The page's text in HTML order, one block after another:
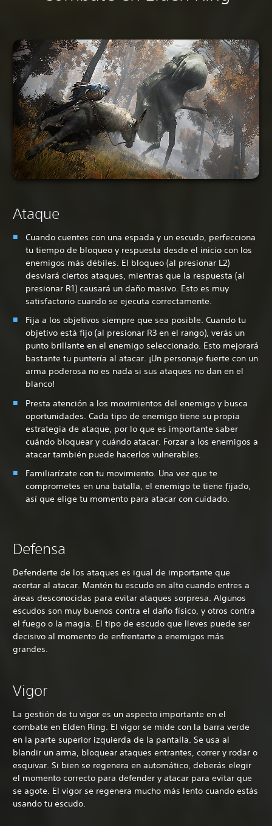
Ataque
Cuando cuentes con una espada y un escudo, perfecciona
tu tiempo de bloqueo y respuesta desde el inicio con los
enemigos más débiles. El bloqueo (al presionar L2)
desviará ciertos ataques, mientras que la respuesta (al
presionar R1) causará un daño masivo. Esto es muy
satisfactorio cuando se ejecuta correctamente.
Fija a los objetivos siempre que sea posible. Cuando tu
objetivo está fijo (al presionar R3 en el rango), verás un
punto brillante en el enemigo seleccionado. Esto mejorará
bastante tu puntería al atacar. ¡Un personaje fuerte con un
arma poderosa no es nada si sus ataques no dan en el
blanco!
Presta atención a los movimientos del enemigo y busca
oportunidades. Cada tipo de enemigo tiene su propia
estrategia de ataque, por lo que es importante saber
cuándo bloquear y cuándo atacar. Forzar a los enemigos a
atacar también puede hacerlos vulnerables.
Familiarízate con tu movimiento. Una vez que te
comprometes en una batalla, el enemigo te tiene fijado,
así que elige tu momento para atacar con cuidado.
Defensa
Defenderte de los ataques es igual de importante que
acertar al atacar. Mantén tu escudo en alto cuando entres a
áreas desconocidas para evitar ataques sorpresa. Algunos
escudos son muy buenos contra el daño físico, y otros contra
el fuego o la magia. El tipo de escudo que lleves puede ser
decisivo al momento de enfrentarte a enemigos más
grandes.
Vigor
La gestión de tu vigor es un aspecto importante en el
combate en Elden Ring. El vigor se mide con la barra verde
en la parte superior izquierda de la pantalla. Se usa al
blandir un arma, bloquear ataques entrantes, correr y rodar o
esquivar. Si bien se regenera en automático, deberás elegir
el momento correcto para defender y atacar para evitar que
se agote. El vigor se regenera mucho más lento cuando estás
usando tu escudo.